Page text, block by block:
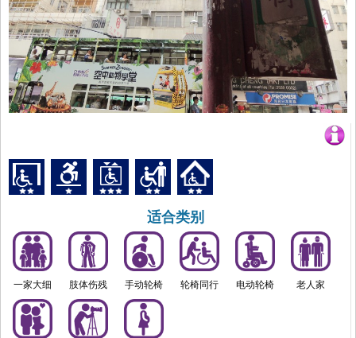
适合类别
一家大细 肢体伤残 手动轮椅 轮椅同行 电动轮椅 老人家